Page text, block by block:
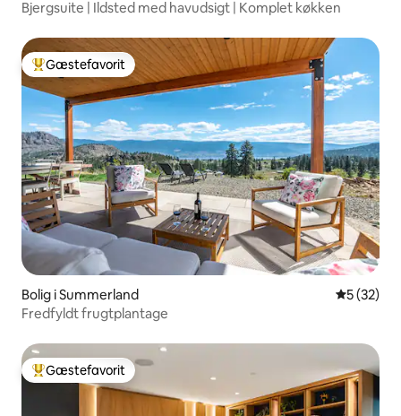
Bjergsuite | Ildsted med havudsigt | Komplet køkken
Bedste gæstefavorit
Gæstefavorit
Bolig i Summerland 5 ud af 5 i
5 (32)
Fredfyldt frugtplantage
Bedste gæstefavorit
Gæstefavorit